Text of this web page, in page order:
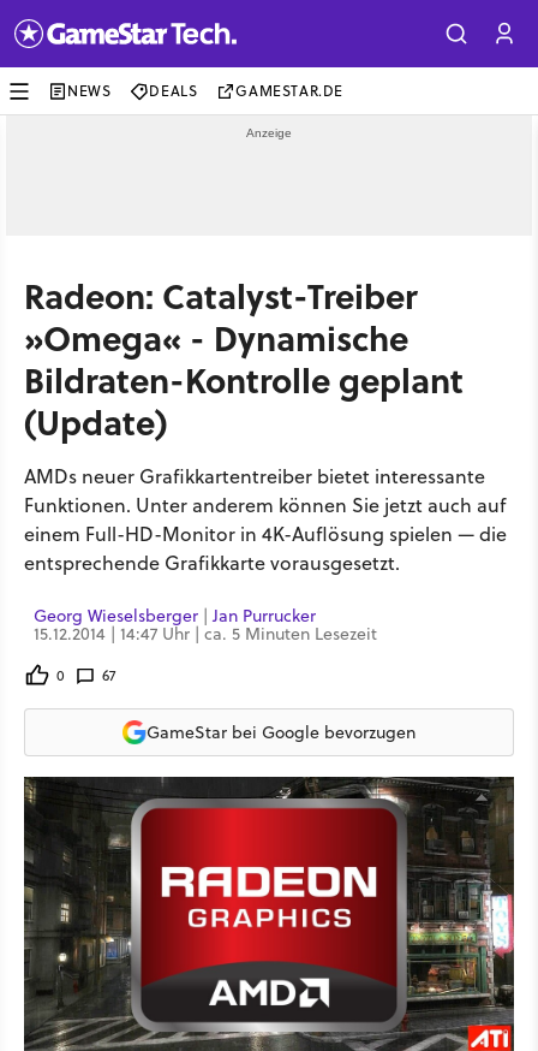
NEWS DEALS GAMESTAR.DE
Radeon: Catalyst-Treiber
»Omega« - Dynamische
Bildraten-Kontrolle geplant
(Update)
AMDs neuer Grafikkartentreiber bietet interessante
Funktionen. Unter anderem können Sie jetzt auch auf
einem Full-HD-Monitor in 4K-Auflösung spielen — die
entsprechende Grafikkarte vorausgesetzt.
Georg Wieselsberger | Jan Purrucker
15.12.2014 | 14:47 Uhr | ca. 5 Minuten Lesezeit
0 67
GameStar bei Google bevorzugen